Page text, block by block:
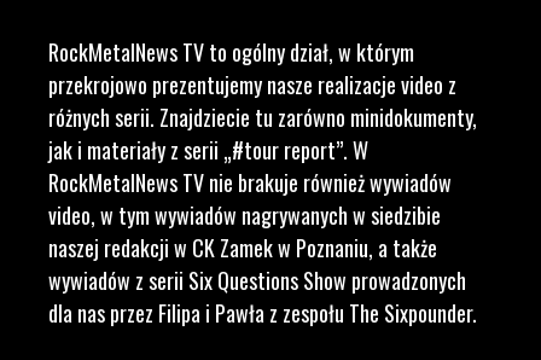
RockMetalNews TV to ogólny dział, w którym
przekrojowo prezentujemy nasze realizacje video z
różnych serii. Znajdziecie tu zarówno minidokumenty,
jak i materiały z serii „#tour report”. W
RockMetalNews TV nie brakuje również wywiadów
video, w tym wywiadów nagrywanych w siedzibie
naszej redakcji w CK Zamek w Poznaniu, a także
wywiadów z serii Six Questions Show prowadzonych
dla nas przez Filipa i Pawła z zespołu The Sixpounder.